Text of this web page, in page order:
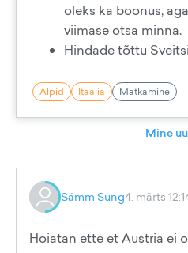
oleks ka boonus,
viimase otsa minna.
Hindade tõttu
Alpid Itaalia Matkamine
Mine
Sämm Sung4. märts
Hoiatan ette et Austria ei